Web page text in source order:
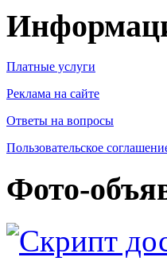
Платные услуги
Реклама на сайте
Ответы на вопросы
Пользовательское
Фото-